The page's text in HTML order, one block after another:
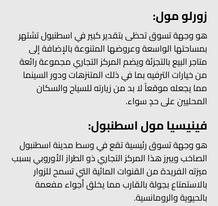
زورلو مول:
هو وجهة تسوق تحظى بتقدير كبير في اسطنبول تشتهر
بمساحتها الواسعة وعروضها المتنوعة بالإضافة إلى
متاجر البيع بالتجزئة ويضم المركز التجاري مجموعة رائعة
من خيارات الترفيه بما في ذلك المتنزهات ودور السينما
مما يجعله موقعاً لا بد من زيارته للسياح والسكان
المحليين على حدٍ سواء.
فينيسيا مول اسطنبول:
هو وجهة تسوق رئيسية تقع في وسط مدينة اسطنبول
الصاخب ويبرز هذا المركز التجاري ذو الطراز الأوروبي بسبب
ميزته الفريدة من القنوات المائية التي تسمح للزوار
بالاستمتاع بجولة بالقارب مما يخلق أجواء مفعمة
بالحيوية والرومانسية.